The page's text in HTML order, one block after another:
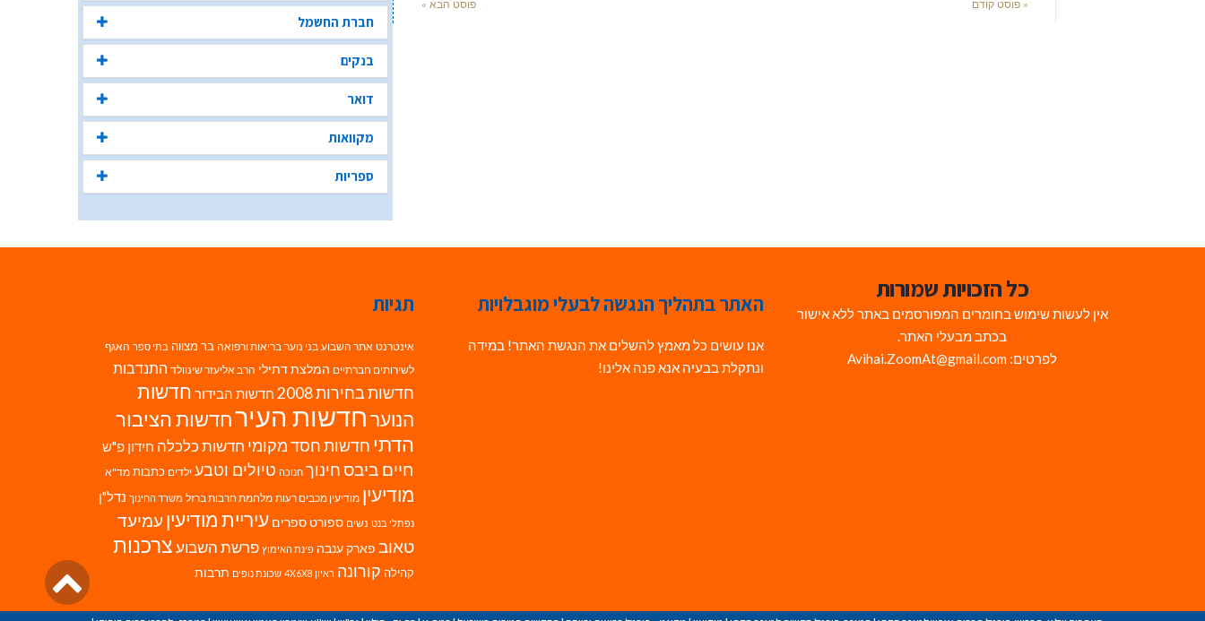
« פוסט קודם פוסט הבא »
חברת החשמל
בנקים
דואר
מקוואות
ספריות
כל הזכויות שמורות
אין לעשות שימוש בחומרים המפורסמים באתר ללא אישור
בכתב מבעלי האתר.
לפרטים: Avihai.ZoomAt@gmail.com
האתר בתהליך הנגשה לבעלי מוגבלויות
אנו עושים כל מאמץ להשלים את הנגשת האתר! במידה
ונתקלת בבעיה אנא פנה אלינו!
תגיות
אינטרנט אתר השבוע בני נוער בריאות ורפואה בר מצווה בתי ספר האגף
לשירותים חברתיים המלצת דתילי הרב אליעזר שינוולד התנדבות
חדשות בחירות 2008 חדשות הבידור חדשות
הנוערחדשות העירחדשות הציבור
הדתי חדשות חסד מקומי חדשות כלכלה חידון פ"ש
חיים ביבסחינוך חנוכה טיולים וטבע ילדים כתבות מד"א
מודיעין מודיעין מכבים רעות מלחמת חרבות ברזל משרד החינוך נדל"ן
נפתלי בנט נשים ספורט ספרים עיריית מודיעין עמיעד
טאוב פארק ענבה פינת האימוץ פרשת השבועצרכנות
קהילה קורונה ראיון 4X6X8 שכונת נופים תרבות